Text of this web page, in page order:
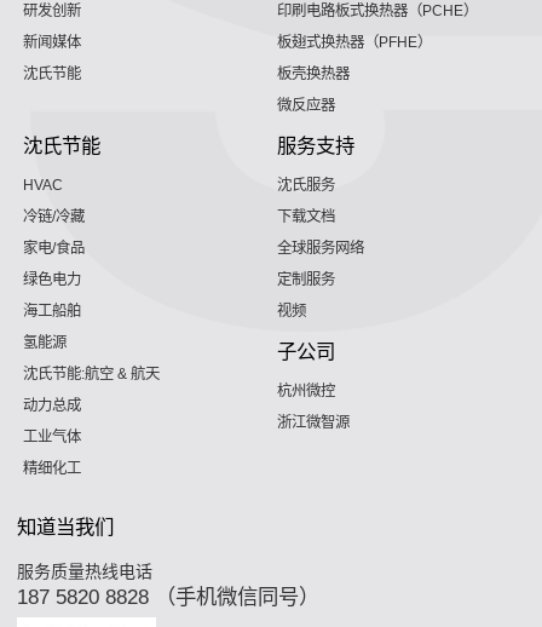
研发创新
新闻媒体
沈氏节能
印刷电路板式换热器（PCHE）
板翅式换热器（PFHE）
板壳换热器
微反应器
沈氏节能
HVAC
冷链/冷藏
家电/食品
绿色电力
海工船舶
氢能源
沈氏节能:航空 & 航天
动力总成
工业气体
精细化工
服务支持
沈氏服务
下载文档
全球服务网络
定制服务
视频
子公司
杭州微控
浙江微智源
知道当我们
服务质量热线电话
187 5820 8828 （手机微信同号）